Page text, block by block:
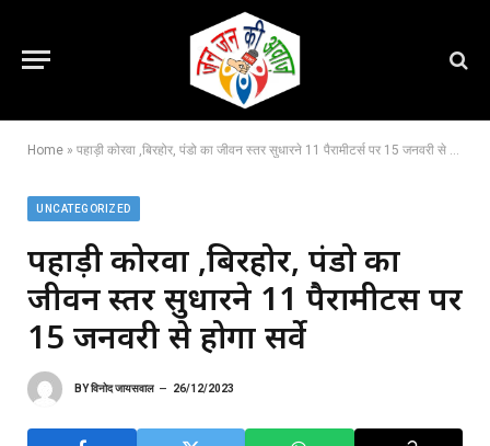
Home » पहाड़ी कोरवा ,बिरहोर, पंडो का जीवन स्तर सुधारने 11 पैरामीटर्स पर 15 जनवरी से होगा सर्वे
UNCATEGORIZED
पहाड़ी कोरवा ,बिरहोर, पंडो का
जीवन स्तर सुधारने 11 पैरामीटर्स पर
15 जनवरी से होगा सर्वे
BYविनोद जायसवाल 26/12/2023